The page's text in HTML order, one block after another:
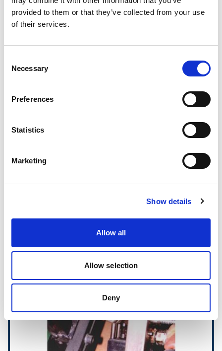
provided to them or that they’ve collected from your use
of their services.
Selection
Necessary
Preferences
Statistics
Marketing
Show details
Allow all
Allow selection
Deny
Unités de Fusion de la Série FlexMelt